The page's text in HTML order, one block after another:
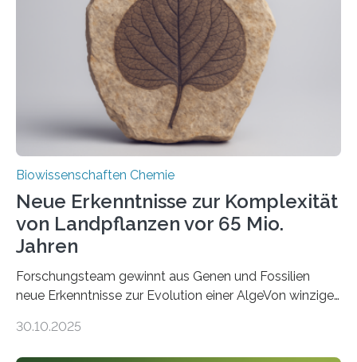
peroxisomalen Proteintransports in der Bäckerhefe
Saccharomyces cerevisiae entdeckt, der für die
Funktionsfähigkeit der Organellen entscheidend ist. Die
Studie wurde am 28. Oktober 2025 in der
Fachzeitschrift…
Biowissenschaften Chemie
Neue Erkenntnisse zur Komplexität
von Landpflanzen vor 65 Mio.
Jahren
Forschungsteam gewinnt aus Genen und Fossilien
neue Erkenntnisse zur Evolution einer AlgeVon winzigen
Landpflanzen zählen zu den komplexesten
30.10.2025